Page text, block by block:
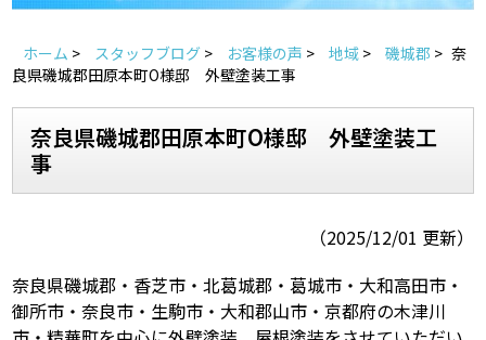
地域の事例がいっぱい
ヨネヤの施工実績
Home
雨漏りについて 雨漏りの施工実績
ホーム > スタッフブログ > お客様の声 > 地域 > 磯城郡 > 奈
良県磯城郡田原本町O様邸 外壁塗装工事
奈良県磯城郡田原本町O様邸 外壁塗装工
事
（2025/12/01 更新）
奈良県磯城郡・香芝市・北葛城郡・葛城市・大和高田市・
御所市・奈良市・生駒市・大和郡山市・京都府の木津川